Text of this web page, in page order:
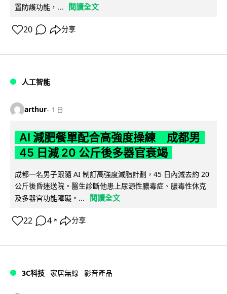
置防護功能，...
閱讀全文
20 分享
人工智能
arthur 1 日
AI 減肥餐單配合高強度操練 成都男
45 日減 20 公斤後多器官衰竭
成都一名男子跟隨 AI 制訂高強度減脂計劃，45 日內減去約 20
公斤後昏迷送院。醫生診斷他患上尿源性膿毒症、膿毒性休克
及多器官功能障礙。...
閱讀全文
22 4 ↗ 分享
3C科技 家居無線 影音產品